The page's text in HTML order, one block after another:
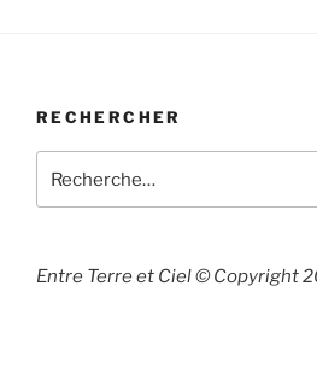
RECHERCHER
pour
Entre Terre et Ciel © Copyright